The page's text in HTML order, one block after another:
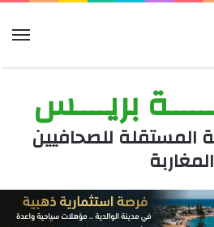
بريــــس
المستقلة للصحافيين
المغاربة